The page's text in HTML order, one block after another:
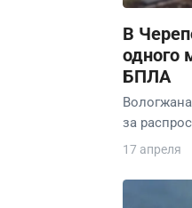
В
одного
БПЛА
за
17 апреля